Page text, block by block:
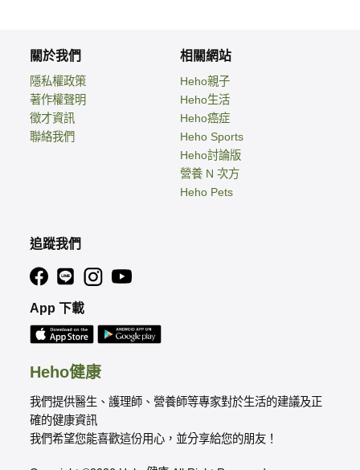
Heho健康
我們提供醫生、護理師、營養師等專家對於生活的建議及正
確的健康資訊
我們希望您能喜歡這份用心，並分享給您的朋友！
關於我們
隱私權政策
著作權聲明
徵才資訊
聯絡我們
相關網站
Heho親子
Heho生活
Heho癌症
Heho Sports
Heho討論版
營養 N 次方
Heho Pets
追蹤我們
App 下載